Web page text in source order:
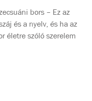
bors – Ez az
és a nyelv, és ha az
életre szóló szerelem